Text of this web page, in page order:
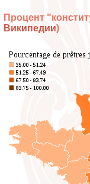
Процент
Википедии)